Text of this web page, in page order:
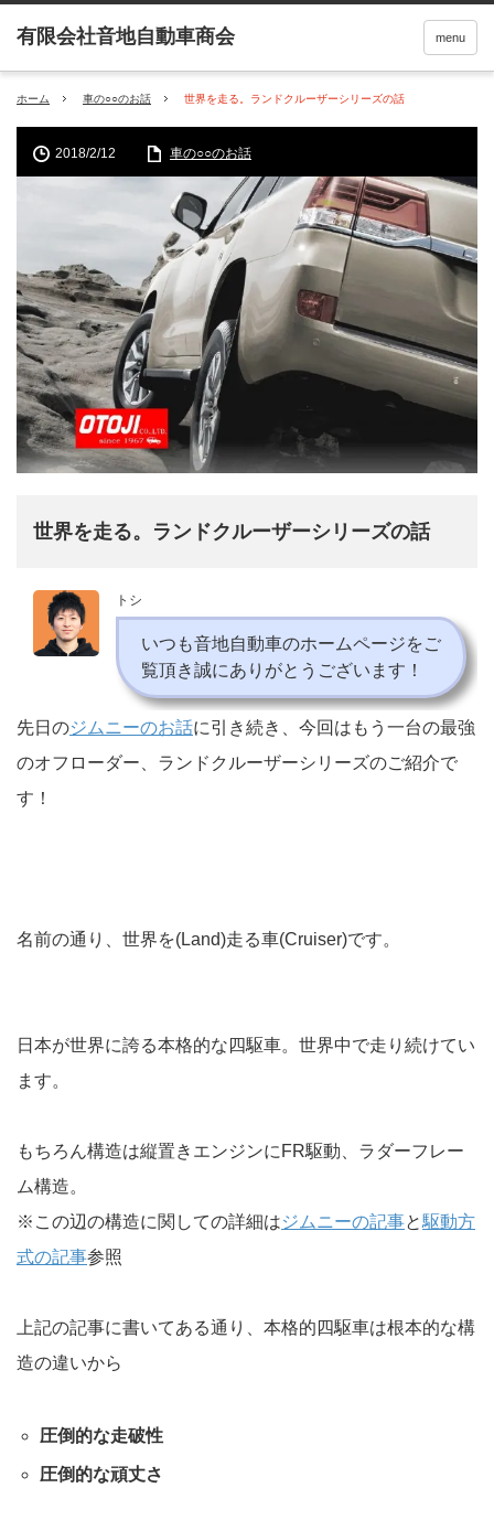
menu
ホーム 車の○○のお話 世界を走る。ランドクルーザーシリーズの話
2018/2/12 車の○○のお話
世界を走る。ランドクルーザーシリーズの話
トシ
いつも音地自動車のホームページをご
覧頂き誠にありがとうございます！
先日のジムニーのお話に引き続き、今回はもう一台の最強
のオフローダー、ランドクルーザーシリーズのご紹介で
す！
名前の通り、世界を(Land)走る車(Cruiser)です。
日本が世界に誇る本格的な四駆車。世界中で走り続けてい
ます。
もちろん構造は縦置きエンジンにFR駆動、ラダーフレー
ム構造。
※この辺の構造に関しての詳細はジムニーの記事と駆動方
式の記事参照
上記の記事に書いてある通り、本格的四駆車は根本的な構
造の違いから
圧倒的な走破性
圧倒的な頑丈さ